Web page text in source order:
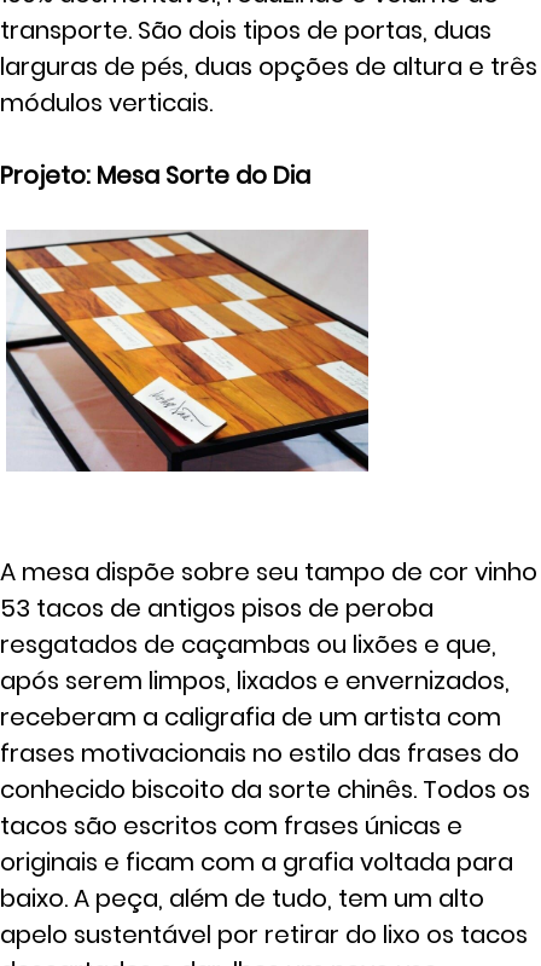
transporte. São dois tipos de portas, duas
larguras de pés, duas opções de altura e três
módulos verticais.
Projeto: Mesa Sorte do Dia
A mesa dispõe sobre seu tampo de cor vinho
53 tacos de antigos pisos de peroba
resgatados de caçambas ou lixões e que,
após serem limpos, lixados e envernizados,
receberam a caligrafia de um artista com
frases motivacionais no estilo das frases do
conhecido biscoito da sorte chinês. Todos os
tacos são escritos com frases únicas e
originais e ficam com a grafia voltada para
baixo. A peça, além de tudo, tem um alto
apelo sustentável por retirar do lixo os tacos